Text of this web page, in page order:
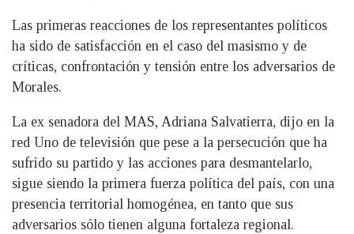
Las primeras reacciones de los representantes políticos
ha sido de satisfacción en el caso del masismo y de
críticas, confrontación y tensión entre los adversarios de
Morales.
La ex senadora del MAS, Adriana Salvatierra, dijo en la
red Uno de televisión que pese a la persecución que ha
sufrido su partido y las acciones para desmantelarlo,
sigue siendo la primera fuerza política del país, con una
presencia territorial homogénea, en tanto que sus
adversarios sólo tienen alguna fortaleza regional.